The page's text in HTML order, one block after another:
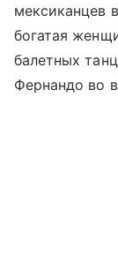
мексиканцев
богатая
балетных
Фернандо во